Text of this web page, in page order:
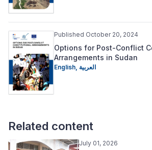
Published October 20, 2024
Options for Post-Conflict
Arrangements in Sudan
English, العربية
Related content
July 01, 2026